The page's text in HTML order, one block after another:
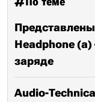
Headphone
заряде
Audio-